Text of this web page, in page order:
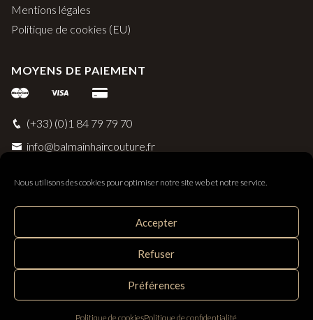
Nous utilisons des cookies pour optimiser notre site web et notre service.
Accepter
Refuser
Préférences
Politique de cookiesPolitique de confidentialité
Mentions légales
Politique de cookies (EU)
MOYENS DE PAIEMENT
(+33) (0)1 84 79 79 70
info@balmainhaircouture.fr
Balmain Paris Hair Couture
Distribué par SAS Follow Hair - 33 rue Surcouf 56230